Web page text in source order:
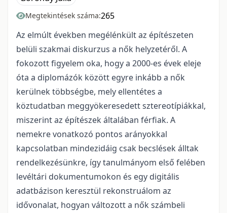
Megtekintések száma:265
Az elmúlt években megélénkült az építészeten
belüli szakmai diskurzus a nők helyzetéről. A
fokozott figyelem oka, hogy a 2000-es évek eleje
óta a diplomázók között egyre inkább a nők
kerülnek többségbe, mely ellentétes a
köztudatban meggyökeresedett sztereotípiákkal,
miszerint az építészek általában férfiak. A
nemekre vonatkozó pontos arányokkal
kapcsolatban mindezidáig csak becslések álltak
rendelkezésünkre, így tanulmányom első felében
levéltári dokumentumokon és egy digitális
adatbázison keresztül rekonstruálom az
idővonalat, hogyan változott a nők számbeli